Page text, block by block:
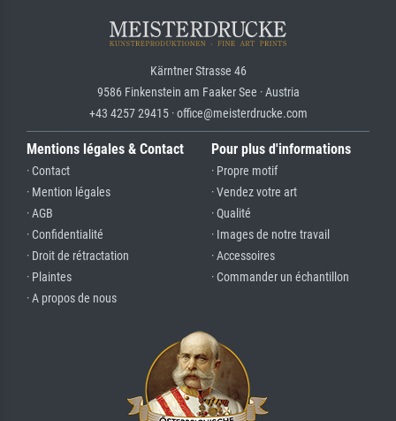
Kärntner Strasse 46
9586 Finkenstein am Faaker See · Austria
+43 4257 29415 · office@meisterdrucke.com
Mentions légales & Contact
· Contact
· Mention légales
· AGB
· Confidentialité
· Droit de rétractation
· Plaintes
· A propos de nous
Pour plus d'informations
· Propre motif
· Vendez votre art
· Qualité
· Images de notre travail
· Accessoires
· Commander un échantillon